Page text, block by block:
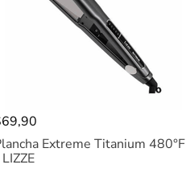
69,90
Extreme Titanium 480°F